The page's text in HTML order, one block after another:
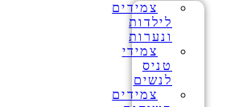
צמידים
לילדות
ונערות
צמידי
טניס
לנשים
צמידים